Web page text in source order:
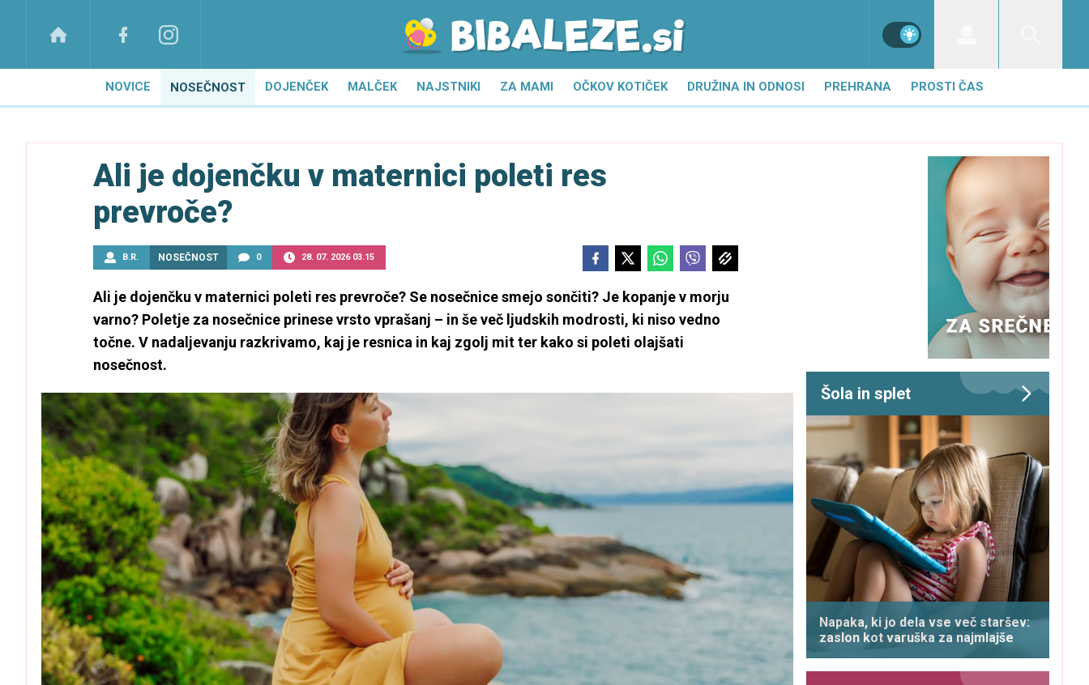
NOVICE NOSEČNOST DOJENČEK MALČEK NAJSTNIKI ZA MAMI OČKOV KOTIČEK DRUŽINA IN ODNOSI PREHRANA PROSTI ČAS
Ali je dojenčku v maternici poleti res
prevroče?
B.R. NOSEČNOST 0 28. 07. 2026 03.15
Ali je dojenčku v maternici poleti res prevroče? Se nosečnice smejo sončiti? Je kopanje v morju
varno? Poletje za nosečnice prinese vrsto vprašanj – in še več ljudskih modrosti, ki niso vedno
točne. V nadaljevanju razkrivamo, kaj je resnica in kaj zgolj mit ter kako si poleti olajšati
nosečnost.
Šola in splet
Napaka, ki jo dela vse več staršev:
zaslon kot varuška za najmlajše